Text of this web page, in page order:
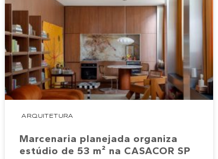
ARQUITETURA
Marcenaria planejada organiza
estúdio de 53 m² na CASACOR SP